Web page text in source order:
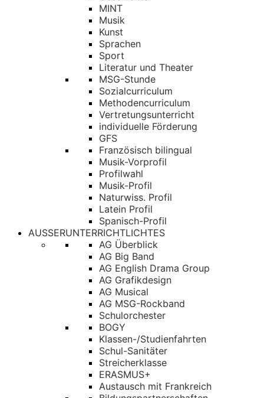
MINT
Musik
Kunst
Sprachen
Sport
Literatur und Theater
MSG-Stunde
Sozialcurriculum
Methodencurriculum
Vertretungsunterricht
individuelle Förderung
GFS
Französisch bilingual
Musik-Vorprofil
Profilwahl
Musik-Profil
Naturwiss. Profil
Latein Profil
Spanisch-Profil
AUSSERUNTERRICHTLICHTES
AG Überblick
AG Big Band
AG English Drama Group
AG Grafikdesign
AG Musical
AG MSG-Rockband
Schulorchester
BOGY
Klassen-/Studienfahrten
Schul-Sanitäter
Streicherklasse
ERASMUS+
Austausch mit Frankreich